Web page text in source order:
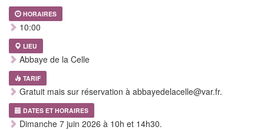
HORAIRES
10:00
LIEU
Abbaye de la Celle
TARIF
Gratuit mais sur réservation à abbayedelacelle@var.fr.
DATES ET HORAIRES
Dimanche 7 juin 2026 à 10h et 14h30.